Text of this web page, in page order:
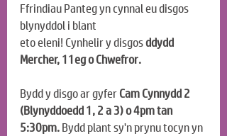
Ffrindiau Panteg yn cynnal eu disgos
blynyddol i blant
eto eleni! Cynhelir y disgos ddydd
Mercher, 11eg o Chwefror.
Bydd y disgo ar gyfer Cam Cynnydd 2
(Blynyddoedd 1, 2 a 3) o 4pm tan
5:30pm. Bydd plant sy'n prynu tocyn yn